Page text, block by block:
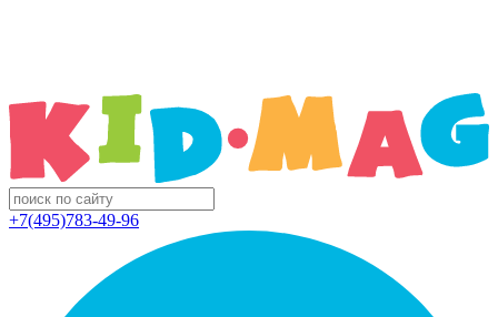
+7(495)783-49-96